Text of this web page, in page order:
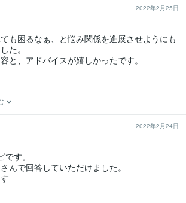
2022年2月25日
も困るなぁ、と悩み関係を進展させようにも
た。
2022年2月24日
す。
んで回答していただけました。